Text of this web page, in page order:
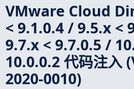
VMware Cloud
< 9.1.0.4 / 9.5.x <
9.7.x < 9.7.0.5 /
10.0.0.2 代码注入
2020-0010)